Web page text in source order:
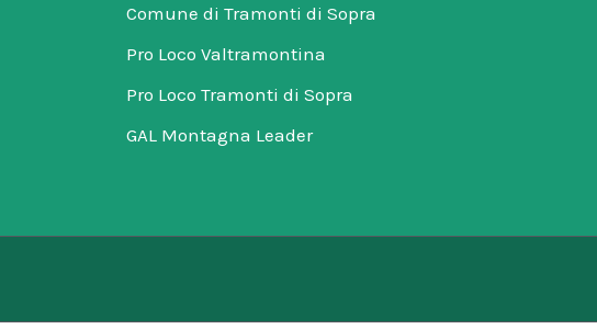
Comune di Tramonti di Sopra
Pro Loco Valtramontina
Pro Loco Tramonti di Sopra
GAL Montagna Leader